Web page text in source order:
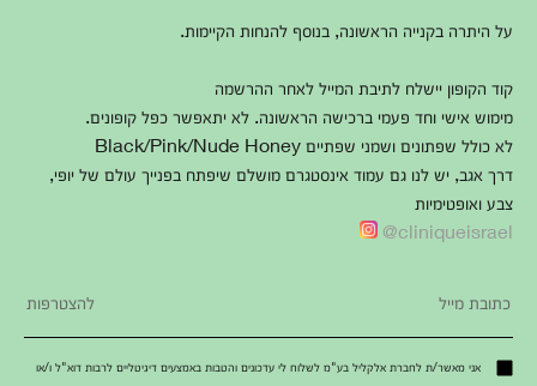
על היתרה בקנייה הראשונה, בנוסף להנחות הקיימות.
קוד הקופון יישלח לתיבת המייל לאחר ההרשמה
מימוש אישי וחד פעמי ברכישה הראשונה. לא יתאפשר כפל קופונים.
לא כולל שפתונים ושמני שפתיים Black/Pink/Nude Honey
דרך אגב, יש לנו גם עמוד אינסטגרם מושלם שיפתח בפנייך עולם של יופי,
צבע ואופטימיות
cliniqueisrael@
אני מאשר/ת לחברת אלקליל בע"מ לשלוח לי עדכונים והטבות באמצעים דיגיטליים לרבות דוא"ל ו/או